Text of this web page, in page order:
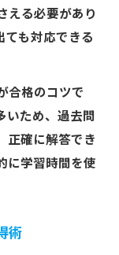
える必要があり
ても対応できる
合格のコツで
いため、過去問
正確に解答でき
に学習時間を使
術